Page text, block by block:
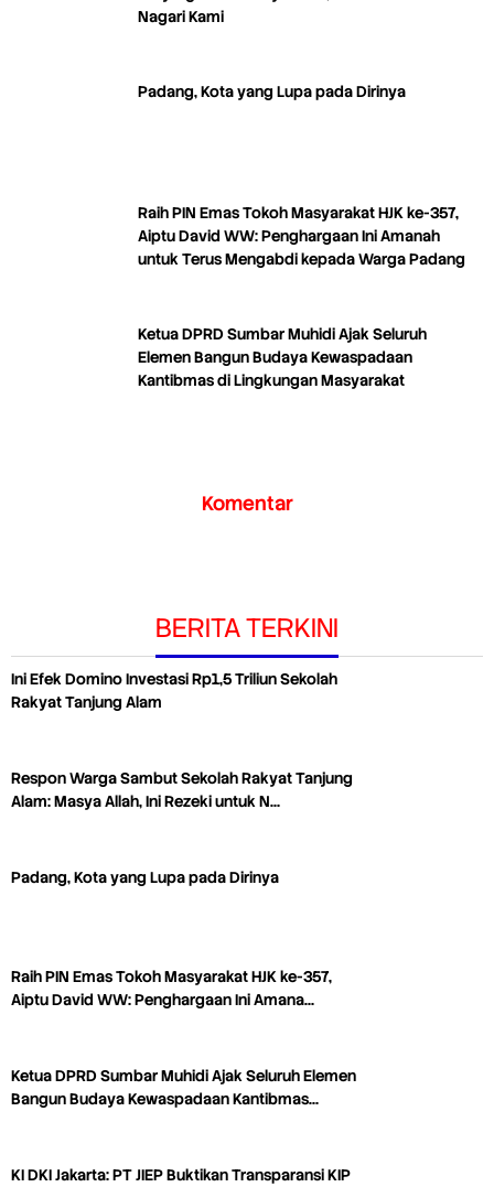
Nagari Kami
Padang, Kota yang Lupa pada Dirinya
Raih PIN Emas Tokoh Masyarakat HJK ke-357,
Aiptu David WW: Penghargaan Ini Amanah
untuk Terus Mengabdi kepada Warga Padang
Ketua DPRD Sumbar Muhidi Ajak Seluruh
Elemen Bangun Budaya Kewaspadaan
Kantibmas di Lingkungan Masyarakat
Komentar
BERITA TERKINI
Ini Efek Domino Investasi Rp1,5 Triliun Sekolah
Rakyat Tanjung Alam
Respon Warga Sambut Sekolah Rakyat Tanjung
Alam: Masya Allah, Ini Rezeki untuk N…
Padang, Kota yang Lupa pada Dirinya
Raih PIN Emas Tokoh Masyarakat HJK ke-357,
Aiptu David WW: Penghargaan Ini Amana…
Ketua DPRD Sumbar Muhidi Ajak Seluruh Elemen
Bangun Budaya Kewaspadaan Kantibmas…
KI DKI Jakarta: PT JIEP Buktikan Transparansi KIP